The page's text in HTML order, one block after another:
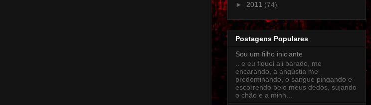
► 2011 (74)
Postagens Populares
Sou um filho iniciante
.. e eu fiquei ali parado, me
encarando, a angústia me
predominando, o sangue pingando e
escorrendo pelo meus dedos, sujando
o chão e a minh...